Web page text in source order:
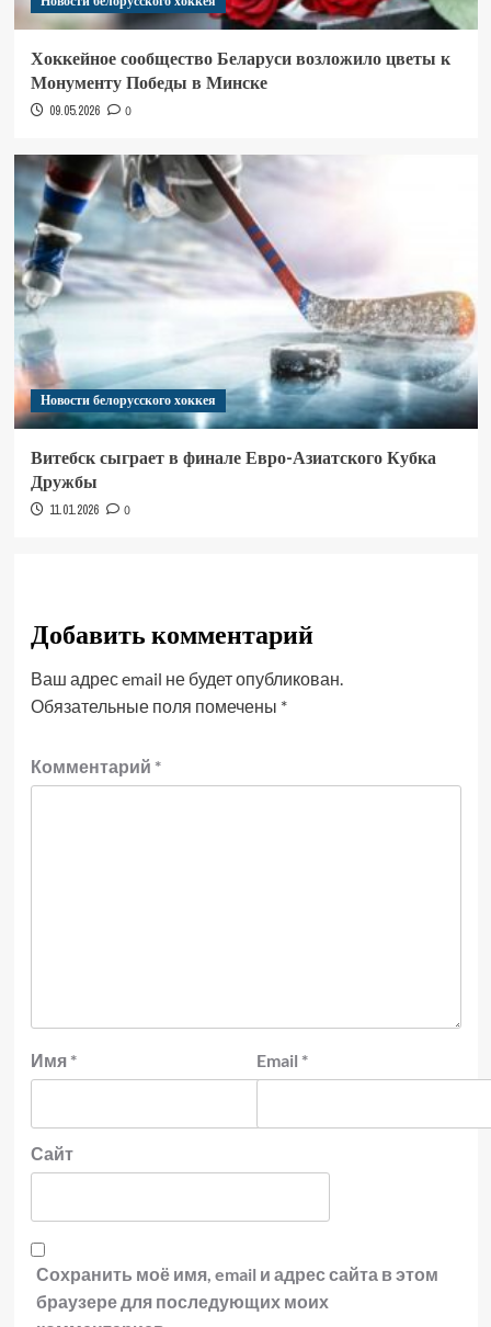
Хоккейное сообщество Беларуси возложило цветы к
Монументу Победы в Минске
09.05.2026 0
Новости белорусского хоккея
Витебск сыграет в финале Евро-Азиатского Кубка
Дружбы
11.01.2026 0
Добавить комментарий
Ваш адрес email не будет опубликован.
Обязательные поля помечены *
Комментарий *
Имя * Email *
Сайт
Сохранить моё имя, email и адрес сайта в этом
браузере для последующих моих